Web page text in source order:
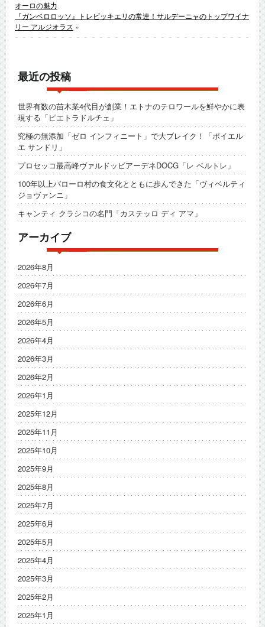
オーロの魅力
『ガンベロロッソ』トレビッキエリの常連！サルデーニャのトップワイナ
リー アルジオラス »
最近の投稿
世界有数の苗木業4代目が創業！エトナのテロワールを鮮やかに表
現する「ピエトラドルチェ」
究極の無添加「ゼロ インフィニート」で大ブレイク！「ポイエル
エ サンドリ」
プロセッコ最高峰ヴァルドッビアーデネDOCG「レ ベルトレ」
100年以上バローロ村の食文化とともに歩んできた「ヴィベルティ
ジョヴァンニ」
キャンティ クラシコの名門「カステッロ ディ アマ」
アーカイブ
2026年8月
2026年7月
2026年6月
2026年5月
2026年4月
2026年3月
2026年2月
2026年1月
2025年12月
2025年11月
2025年10月
2025年9月
2025年8月
2025年7月
2025年6月
2025年5月
2025年4月
2025年3月
2025年2月
2025年1月